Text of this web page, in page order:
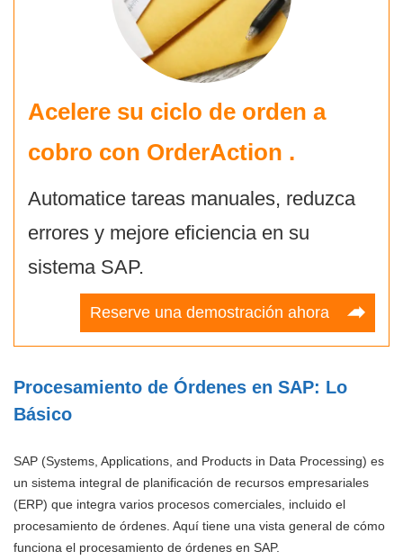
Acelere su ciclo de orden a
cobro con OrderAction .
Automatice tareas manuales, reduzca
errores y mejore eficiencia en su
sistema SAP.
Reserve una demostración ahora
Procesamiento de Órdenes en SAP: Lo
Básico
SAP (Systems, Applications, and Products in Data Processing) es
un sistema integral de planificación de recursos empresariales
(ERP) que integra varios procesos comerciales, incluido el
procesamiento de órdenes. Aquí tiene una vista general de cómo
funciona el procesamiento de órdenes en SAP.